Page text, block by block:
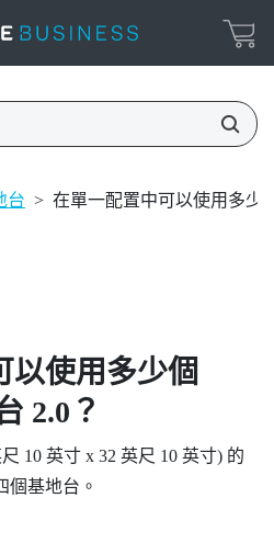
台 > 在單一配置中可以使用多少
以使用多少個
2.0？
10 英寸 x 32 英尺 10 英寸) 的
個基地台。